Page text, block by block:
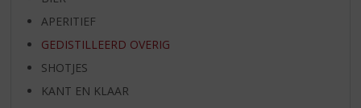
APERITIEF
GEDISTILLEERD OVERIG
SHOTJES
KANT EN KLAAR